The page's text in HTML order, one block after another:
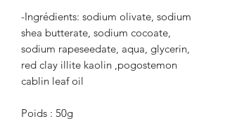
-Ingrédients: sodium olivate, sodium
shea butterate, sodium cocoate,
sodium rapeseedate, aqua, glycerin,
red clay illite kaolin ,pogostemon
cablin leaf oil
Poids : 50g